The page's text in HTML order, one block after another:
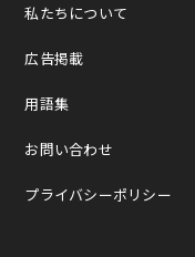
私たちについて
広告掲載
用語集
お問い合わせ
プライバシーポリシー